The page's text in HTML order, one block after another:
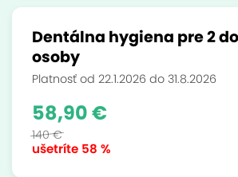
Dentálna hygiena pre 2
osoby
Platnosť od 22.1.2026 do 31.8.2026
ušetríte 58 %
58,90 €
140 €